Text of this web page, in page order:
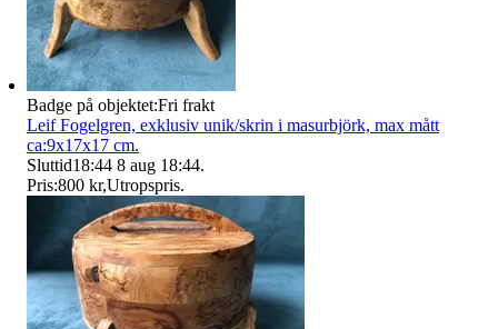
Badge på objektet:Fri frakt
Leif Fogelgren, exklusiv unik/skrin i masurbjörk, max mått
ca:9x17x17 cm.
Sluttid18:44 8 aug 18:44.
Pris:800 kr,Utropspris.